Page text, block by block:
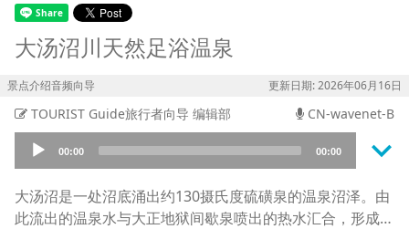
大汤沼川天然足浴温泉
景点介绍音频向导 更新日期: 2026年06月16日
TOURIST Guide旅行者向导 编辑部 CN-wavenet-B
Audio
Player
00:00 00:00 keyboard_arrow_down
大汤沼是一处沼底涌出约130摄氏度硫磺泉的温泉沼泽。由
此流出的温泉水与大正地狱间歇泉喷出的热水汇合，形成了